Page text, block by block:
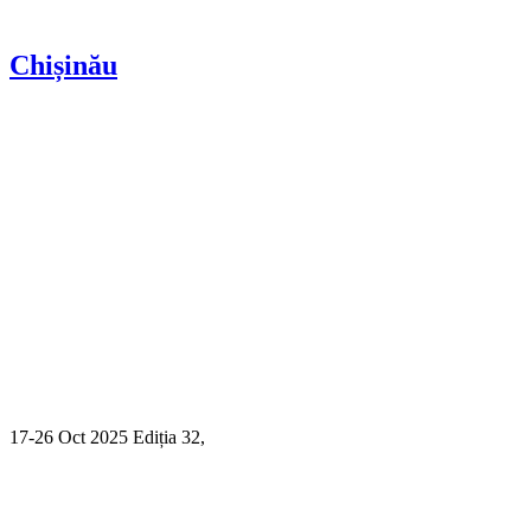
Chișinău
17-26 Oct 2025 Ediția 32,